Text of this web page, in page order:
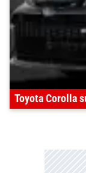
Toyota Corolla